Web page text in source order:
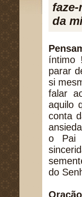
da
íntimo
parar
si
falar
aquilo
conta
o Pai
do